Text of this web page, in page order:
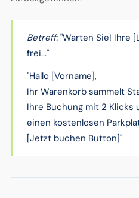
Betreff:"Warten Sie! Ihre
frei..."
"Hallo [Vorname],
Ihr Warenkorb sammelt
Ihre Buchung mit 2 Klicks
einen kostenlosen
[Jetzt buchen Button]"